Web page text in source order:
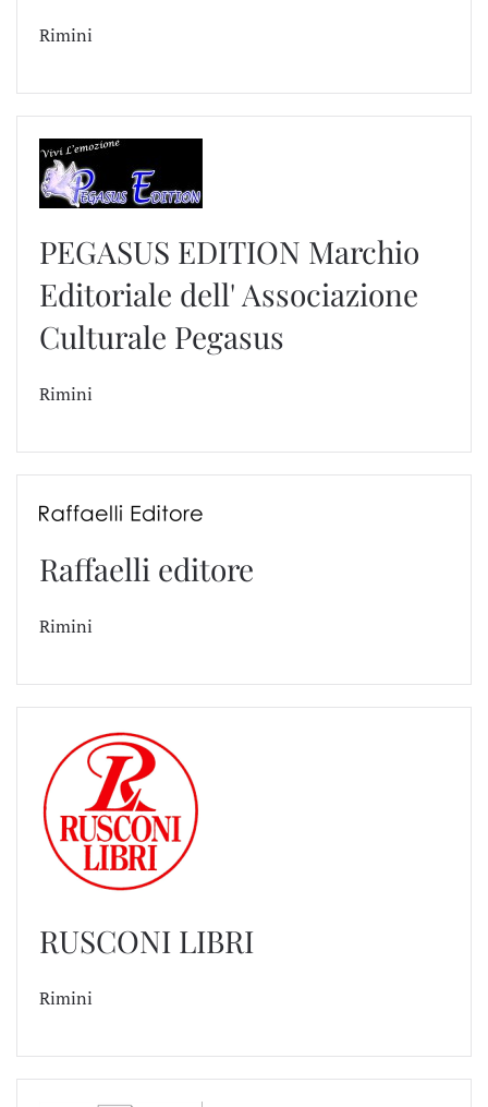
Rimini
PEGASUS EDITION Marchio
Editoriale dell' Associazione
Culturale Pegasus
Rimini
Raffaelli editore
Rimini
RUSCONI LIBRI
Rimini